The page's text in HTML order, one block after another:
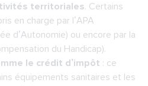
territoriales. Certains
en charge par l’APA
d’Autonomie) ou encore par la
du Handicap).
le crédit d’impôt : ce
équipements sanitaires et les